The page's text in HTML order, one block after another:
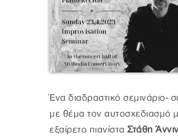
Ένα διαδραστικό σεμινάριο-
με θέμα τον αυτοσχεδιασμό
εξαίρετο πιανίστα Στάθη